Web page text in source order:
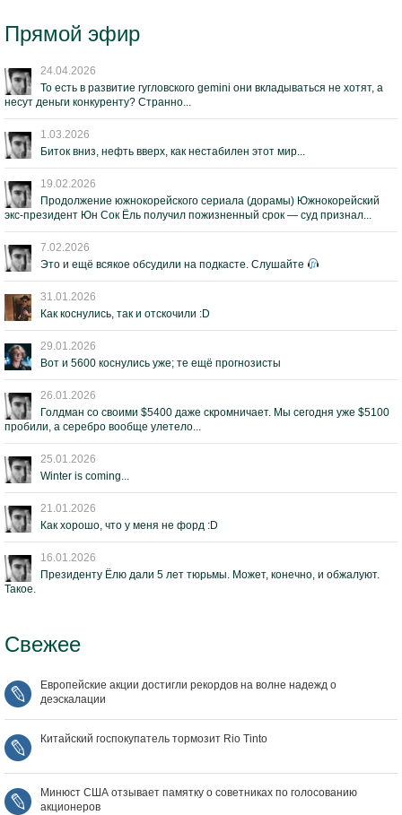
Прямой эфир
24.04.2026
То есть в развитие гугловского gemini они вкладываться не хотят, а
несут деньги конкуренту? Странно...
1.03.2026
Биток вниз, нефть вверх, как нестабилен этот мир...
19.02.2026
Продолжение южнокорейского сериала (дорамы) Южнокорейский
экс-президент Юн Сок Ёль получил пожизненный срок — суд признал...
7.02.2026
Это и ещё всякое обсудили на подкасте. Слушайте
31.01.2026
Как коснулись, так и отскочили :D
29.01.2026
Вот и 5600 коснулись уже; те ещё прогнозисты
26.01.2026
Голдман со своими $5400 даже скромничает. Мы сегодня уже $5100
пробили, а серебро вообще улетело...
25.01.2026
Winter is coming...
21.01.2026
Как хорошо, что у меня не форд :D
16.01.2026
Президенту Ёлю дали 5 лет тюрьмы. Может, конечно, и обжалуют.
Такое.
Свежее
Европейские акции достигли рекордов на волне надежд о
деэскалации
Китайский госпокупатель тормозит Rio Tinto
Минюст США отзывает памятку о советниках по голосованию
акционеров